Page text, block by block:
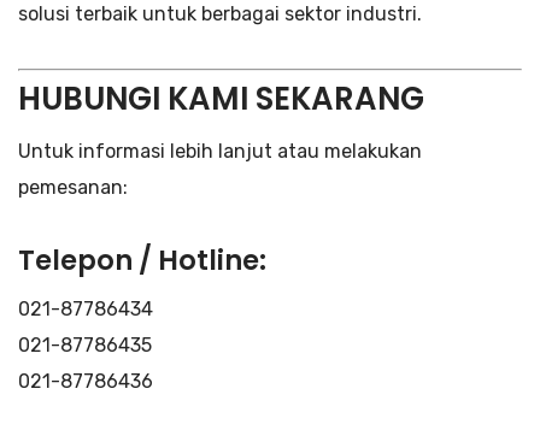
solusi terbaik untuk berbagai sektor industri.
HUBUNGI KAMI SEKARANG
Untuk informasi lebih lanjut atau melakukan
pemesanan:
Telepon / Hotline:
021-87786434
021-87786435
021-87786436